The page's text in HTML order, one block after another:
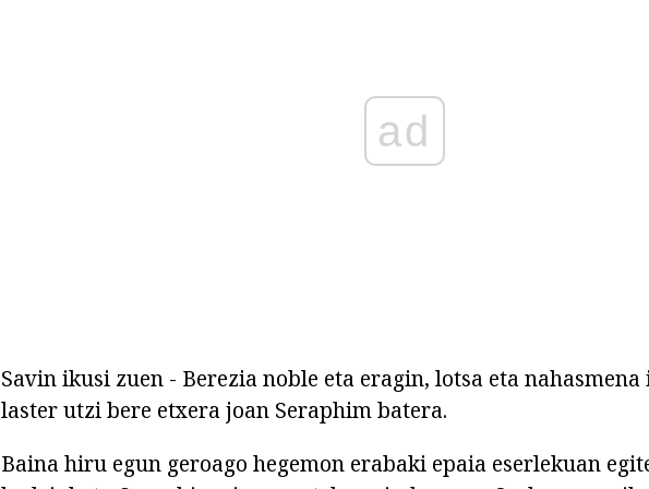
ad
Savin ikusi zuen - Berezia noble eta eragin, lotsa eta nahasmena
laster utzi bere etxera joan Seraphim batera.
Baina hiru egun geroago hegemon erabaki epaia eserlekuan